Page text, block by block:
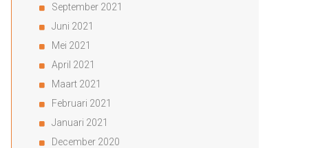
September 2021
Juni 2021
Mei 2021
April 2021
Maart 2021
Februari 2021
Januari 2021
December 2020